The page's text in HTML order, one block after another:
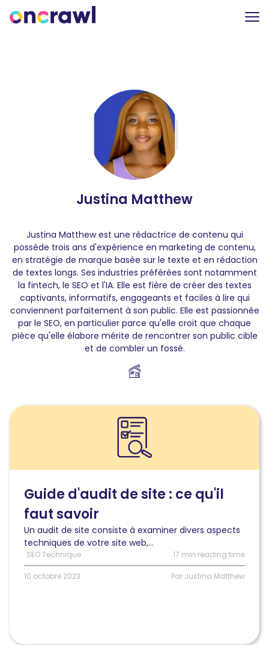
Justina Matthew
Justina Matthew est une rédactrice de contenu qui
possède trois ans d'expérience en marketing de contenu,
en stratégie de marque basée sur le texte et en rédaction
de textes longs. Ses industries préférées sont notamment
la fintech, le SEO et l'IA. Elle est fière de créer des textes
captivants, informatifs, engageants et faciles à lire qui
conviennent parfaitement à son public. Elle est passionnée
par le SEO, en particulier parce qu'elle croit que chaque
pièce qu'elle élabore mérite de rencontrer son public cible
et de combler un fossé.
Lire
l'article
site
qu’il
faut
savoir
Guide d'audit de site : ce qu'il
faut savoir
Un audit de site consiste à examiner divers aspects
techniques de votre site web,...
SEO Technique 17 min reading time
10 octobre 2023 Par Justina Matthew